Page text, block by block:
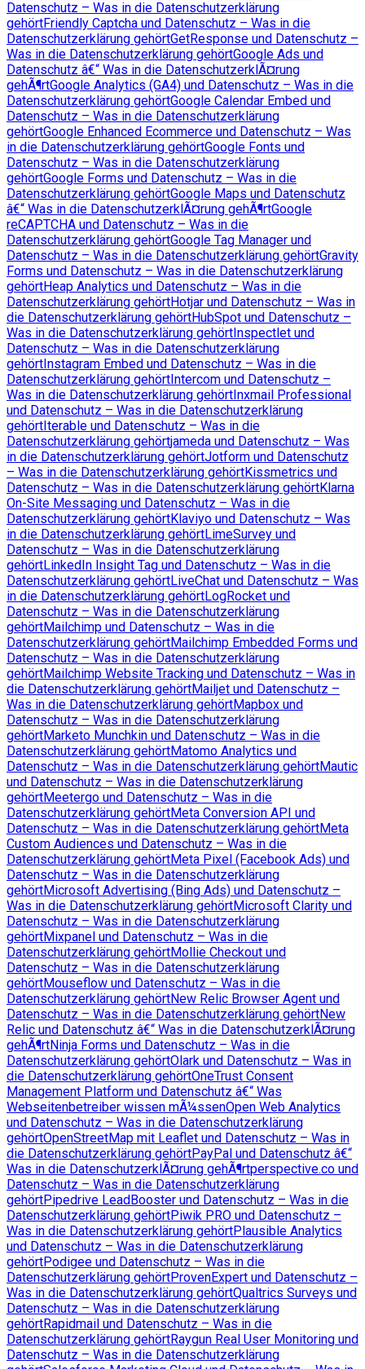
Datenschutz – Was in die Datenschutzerklärung
gehörtFriendly Captcha und Datenschutz – Was in die
Datenschutzerklärung gehörtGetResponse und Datenschutz –
Was in die Datenschutzerklärung gehörtGoogle Ads und
Datenschutz â€“ Was in die DatenschutzerklÃ¤rung
gehÃ¶rtGoogle Analytics (GA4) und Datenschutz – Was in die
Datenschutzerklärung gehörtGoogle Calendar Embed und
Datenschutz – Was in die Datenschutzerklärung
gehörtGoogle Enhanced Ecommerce und Datenschutz – Was
in die Datenschutzerklärung gehörtGoogle Fonts und
Datenschutz – Was in die Datenschutzerklärung
gehörtGoogle Forms und Datenschutz – Was in die
Datenschutzerklärung gehörtGoogle Maps und Datenschutz
â€“ Was in die DatenschutzerklÃ¤rung gehÃ¶rtGoogle
reCAPTCHA und Datenschutz – Was in die
Datenschutzerklärung gehörtGoogle Tag Manager und
Datenschutz – Was in die Datenschutzerklärung gehörtGravity
Forms und Datenschutz – Was in die Datenschutzerklärung
gehörtHeap Analytics und Datenschutz – Was in die
Datenschutzerklärung gehörtHotjar und Datenschutz – Was in
die Datenschutzerklärung gehörtHubSpot und Datenschutz –
Was in die Datenschutzerklärung gehörtInspectlet und
Datenschutz – Was in die Datenschutzerklärung
gehörtInstagram Embed und Datenschutz – Was in die
Datenschutzerklärung gehörtIntercom und Datenschutz –
Was in die Datenschutzerklärung gehörtInxmail Professional
und Datenschutz – Was in die Datenschutzerklärung
gehörtIterable und Datenschutz – Was in die
Datenschutzerklärung gehörtjameda und Datenschutz – Was
in die Datenschutzerklärung gehörtJotform und Datenschutz
– Was in die Datenschutzerklärung gehörtKissmetrics und
Datenschutz – Was in die Datenschutzerklärung gehörtKlarna
On-Site Messaging und Datenschutz – Was in die
Datenschutzerklärung gehörtKlaviyo und Datenschutz – Was
in die Datenschutzerklärung gehörtLimeSurvey und
Datenschutz – Was in die Datenschutzerklärung
gehörtLinkedIn Insight Tag und Datenschutz – Was in die
Datenschutzerklärung gehörtLiveChat und Datenschutz – Was
in die Datenschutzerklärung gehörtLogRocket und
Datenschutz – Was in die Datenschutzerklärung
gehörtMailchimp und Datenschutz – Was in die
Datenschutzerklärung gehörtMailchimp Embedded Forms und
Datenschutz – Was in die Datenschutzerklärung
gehörtMailchimp Website Tracking und Datenschutz – Was in
die Datenschutzerklärung gehörtMailjet und Datenschutz –
Was in die Datenschutzerklärung gehörtMapbox und
Datenschutz – Was in die Datenschutzerklärung
gehörtMarketo Munchkin und Datenschutz – Was in die
Datenschutzerklärung gehörtMatomo Analytics und
Datenschutz – Was in die Datenschutzerklärung gehörtMautic
und Datenschutz – Was in die Datenschutzerklärung
gehörtMeetergo und Datenschutz – Was in die
Datenschutzerklärung gehörtMeta Conversion API und
Datenschutz – Was in die Datenschutzerklärung gehörtMeta
Custom Audiences und Datenschutz – Was in die
Datenschutzerklärung gehörtMeta Pixel (Facebook Ads) und
Datenschutz – Was in die Datenschutzerklärung
gehörtMicrosoft Advertising (Bing Ads) und Datenschutz –
Was in die Datenschutzerklärung gehörtMicrosoft Clarity und
Datenschutz – Was in die Datenschutzerklärung
gehörtMixpanel und Datenschutz – Was in die
Datenschutzerklärung gehörtMollie Checkout und
Datenschutz – Was in die Datenschutzerklärung
gehörtMouseflow und Datenschutz – Was in die
Datenschutzerklärung gehörtNew Relic Browser Agent und
Datenschutz – Was in die Datenschutzerklärung gehörtNew
Relic und Datenschutz â€“ Was in die DatenschutzerklÃ¤rung
gehÃ¶rtNinja Forms und Datenschutz – Was in die
Datenschutzerklärung gehörtOlark und Datenschutz – Was in
die Datenschutzerklärung gehörtOneTrust Consent
Management Platform und Datenschutz â€“ Was
Webseitenbetreiber wissen mÃ¼ssenOpen Web Analytics
und Datenschutz – Was in die Datenschutzerklärung
gehörtOpenStreetMap mit Leaflet und Datenschutz – Was in
die Datenschutzerklärung gehörtPayPal und Datenschutz â€“
Was in die DatenschutzerklÃ¤rung gehÃ¶rtperspective.co und
Datenschutz – Was in die Datenschutzerklärung
gehörtPipedrive LeadBooster und Datenschutz – Was in die
Datenschutzerklärung gehörtPiwik PRO und Datenschutz –
Was in die Datenschutzerklärung gehörtPlausible Analytics
und Datenschutz – Was in die Datenschutzerklärung
gehörtPodigee und Datenschutz – Was in die
Datenschutzerklärung gehörtProvenExpert und Datenschutz –
Was in die Datenschutzerklärung gehörtQualtrics Surveys und
Datenschutz – Was in die Datenschutzerklärung
gehörtRapidmail und Datenschutz – Was in die
Datenschutzerklärung gehörtRaygun Real User Monitoring und
Datenschutz – Was in die Datenschutzerklärung